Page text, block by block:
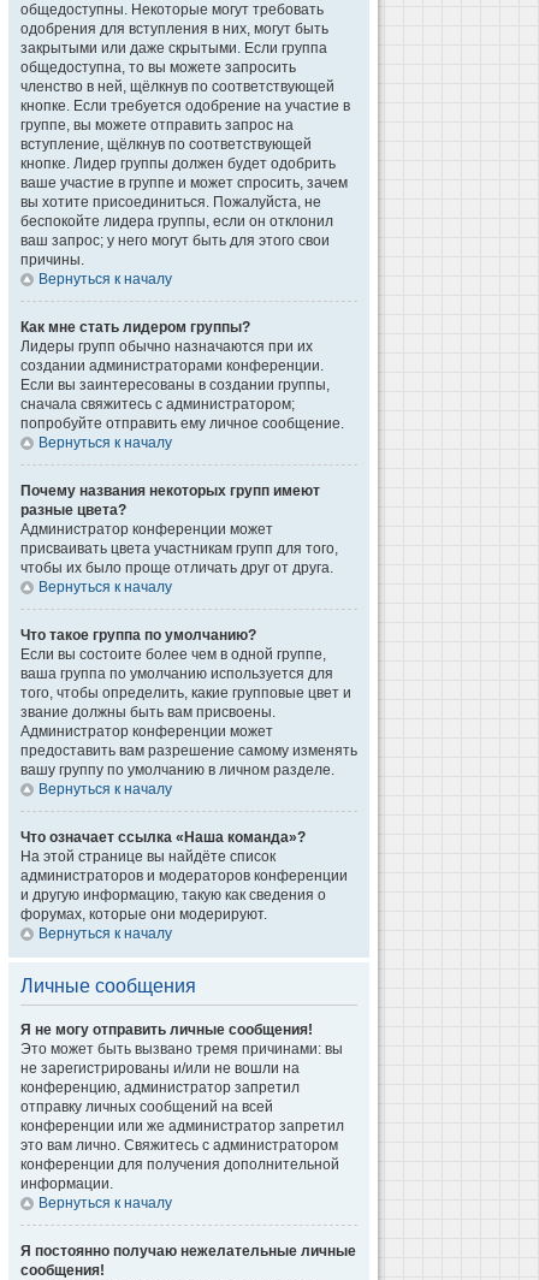
общедоступны. Некоторые могут требовать
одобрения для вступления в них, могут быть
закрытыми или даже скрытыми. Если группа
общедоступна, то вы можете запросить
членство в ней, щёлкнув по соответствующей
кнопке. Если требуется одобрение на участие в
группе, вы можете отправить запрос на
вступление, щёлкнув по соответствующей
кнопке. Лидер группы должен будет одобрить
ваше участие в группе и может спросить, зачем
вы хотите присоединиться. Пожалуйста, не
беспокойте лидера группы, если он отклонил
ваш запрос; у него могут быть для этого свои
причины.
Вернуться к началу
Как мне стать лидером группы?
Лидеры групп обычно назначаются при их
создании администраторами конференции.
Если вы заинтересованы в создании группы,
сначала свяжитесь с администратором;
попробуйте отправить ему личное сообщение.
Вернуться к началу
Почему названия некоторых групп имеют
разные цвета?
Администратор конференции может
присваивать цвета участникам групп для того,
чтобы их было проще отличать друг от друга.
Вернуться к началу
Что такое группа по умолчанию?
Если вы состоите более чем в одной группе,
ваша группа по умолчанию используется для
того, чтобы определить, какие групповые цвет и
звание должны быть вам присвоены.
Администратор конференции может
предоставить вам разрешение самому изменять
вашу группу по умолчанию в личном разделе.
Вернуться к началу
Что означает ссылка «Наша команда»?
На этой странице вы найдёте список
администраторов и модераторов конференции
и другую информацию, такую как сведения о
форумах, которые они модерируют.
Вернуться к началу
Личные сообщения
Я не могу отправить личные сообщения!
Это может быть вызвано тремя причинами: вы
не зарегистрированы и/или не вошли на
конференцию, администратор запретил
отправку личных сообщений на всей
конференции или же администратор запретил
это вам лично. Свяжитесь с администратором
конференции для получения дополнительной
информации.
Вернуться к началу
Я постоянно получаю нежелательные личные
сообщения!